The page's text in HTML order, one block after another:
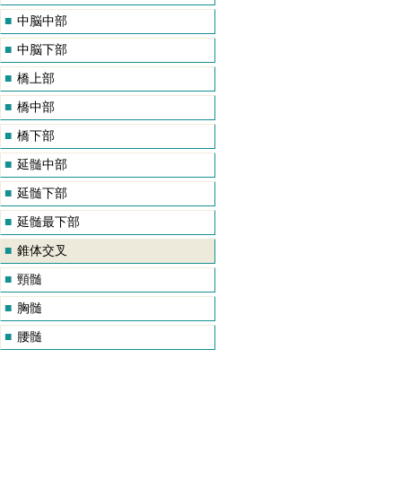
■ 中脳中部
■ 中脳下部
■ 橋上部
■ 橋中部
■ 橋下部
■ 延髄中部
■ 延髄下部
■ 延髄最下部
■ 錐体交叉
■ 頸髄
■ 胸髄
■ 腰髄